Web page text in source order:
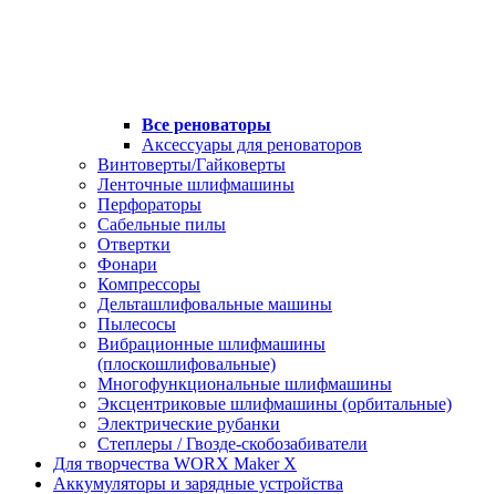
Все реноваторы
Аксессуары для реноваторов
Винтоверты/Гайковерты
Ленточные шлифмашины
Перфораторы
Сабельные пилы
Отвертки
Фонари
Компрессоры
Дельташлифовальные машины
Пылесосы
Вибрационные шлифмашины
(плоскошлифовальные)
Многофункциональные шлифмашины
Эксцентриковые шлифмашины (орбитальные)
Электрические рубанки
Степлеры / Гвозде-скобозабиватели
Для творчества WORX Maker X
Аккумуляторы и зарядные устройства